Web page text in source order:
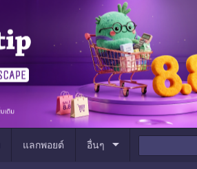
แลกพอยต์ อื่นๆ arrow_drop_down